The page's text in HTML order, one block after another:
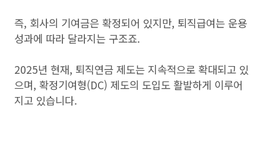
즉, 회사의 기여금은 확정되어 있지만, 퇴직급여는 운용
성과에 따라 달라지는 구조죠.
2025년 현재, 퇴직연금 제도는 지속적으로 확대되고 있
으며, 확정기여형(DC) 제도의 도입도 활발하게 이루어
지고 있습니다.